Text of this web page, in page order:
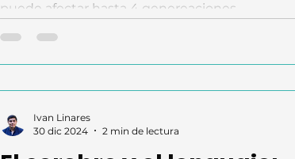
puede afectar hasta 4 genereaciones.
Ivan Linares
30 dic 2024
2 min de lectura